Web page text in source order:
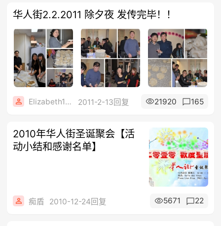
华人街2.2.2011 除夕夜 发传完毕！！
Elizabeth1608 2011-2-13回复 21920 165
2010年华人街圣诞聚会【活
动小结和感谢名单】
痴盾 2010-12-24回复 5671 22